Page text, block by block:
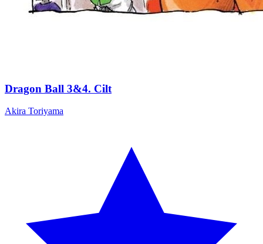
Dragon Ball 3&4. Cilt
Akira Toriyama